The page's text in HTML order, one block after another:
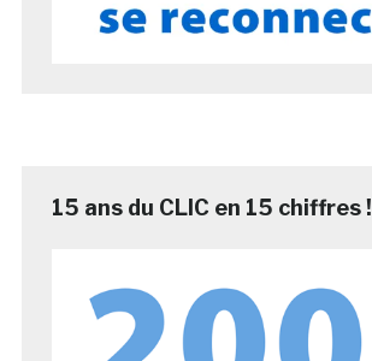
15 ans du CLIC en 15 chiffres !